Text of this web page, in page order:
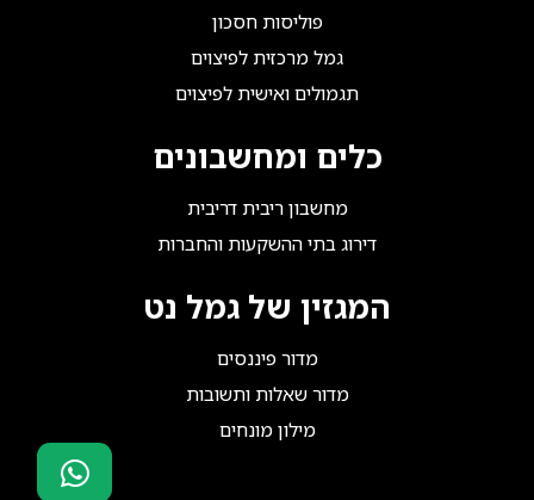
פוליסות חסכון
גמל מרכזית לפיצוים
תגמולים ואישית לפיצוים
כלים ומחשבונים
מחשבון ריבית דריבית
דירוג בתי ההשקעות והחברות
המגזין של גמל נט
מדור פיננסים
מדור שאלות ותשובות
מילון מונחים